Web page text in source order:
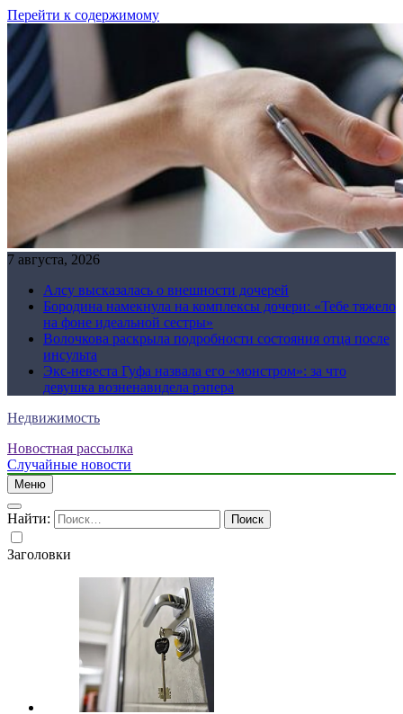
Перейти к содержимому
7 августа, 2026
Алсу высказалась о внешности дочерей
Бородина намекнула на комплексы дочери: «Тебе тяжело
на фоне идеальной сестры»
Волочкова раскрыла подробности состояния отца после
инсульта
Экс-невеста Гуфа назвала его «монстром»: за что
девушка возненавидела рэпера
Недвижимость
Новостная рассылка
Случайные новости
Меню
Найти:
Заголовки